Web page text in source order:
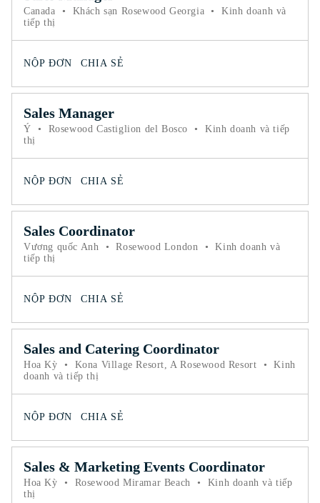
Canada • Khách sạn Rosewood Georgia •
Kinh doanh và
tiếp thị
NỘP ĐƠN CHIA SẺ
Sales Manager
Ý • Rosewood Castiglion del Bosco •
Kinh doanh và tiếp
thị
NỘP ĐƠN CHIA SẺ
Sales Coordinator
Vương quốc Anh • Rosewood London •
Kinh doanh và
tiếp thị
NỘP ĐƠN CHIA SẺ
Sales and Catering Coordinator
Hoa Kỳ • Kona Village Resort, A Rosewood Resort •
Kinh
doanh và tiếp thị
NỘP ĐƠN CHIA SẺ
Sales & Marketing Events Coordinator
Hoa Kỳ • Rosewood Miramar Beach •
Kinh doanh và tiếp
thị